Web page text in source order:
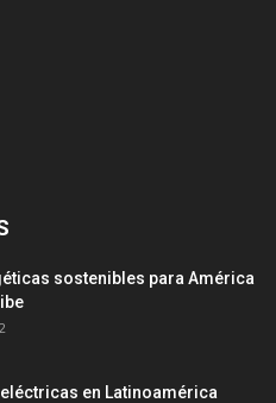
sostenibles para América
en Latinoamérica